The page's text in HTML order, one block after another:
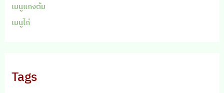
เมนูแกงต้ม
เมนูไก่
Tags